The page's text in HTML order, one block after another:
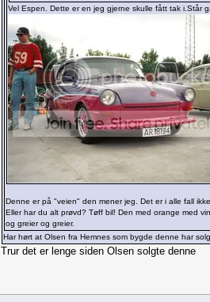
Vel Espen. Dette er en jeg gjerne skulle fått tak i.Står
Denne er på "veien" den mener jeg. Det er i alle fall
Eller har du alt prøvd? Tøff bil! Den med orange med
og greier og greier.
Har hørt at Olsen fra Hemnes som bygde denne har
Trur det er lenge siden Olsen solgte denne